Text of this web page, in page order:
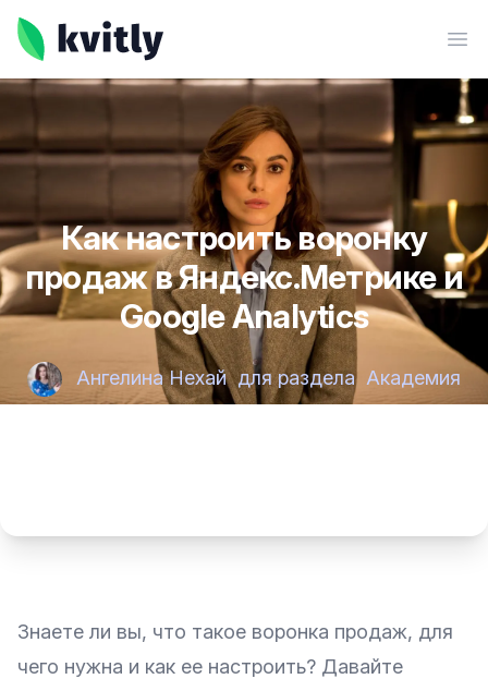
kvitly
Как настроить воронку
продаж в Яндекс.Метрике и
Google Analytics
Ангелина Нехайдля раздела Академия
Знаете ли вы, что такое воронка продаж, для
чего нужна и как ее настроить? Давайте